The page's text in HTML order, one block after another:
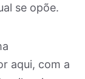
se opõe.
aqui, com a